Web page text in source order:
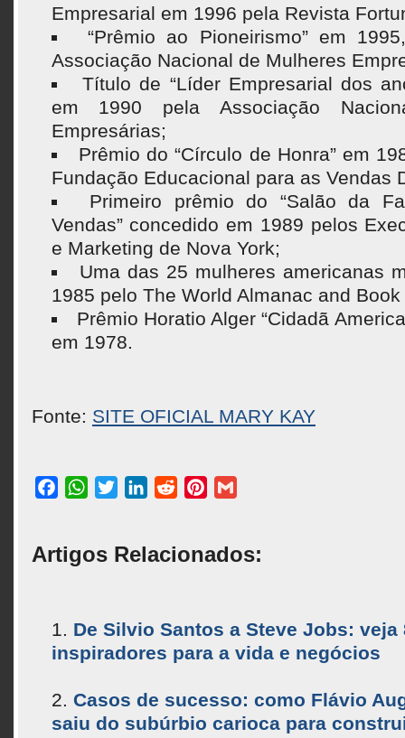
Empresarial em 1996 pela Revista
“Prêmio ao Pioneirismo” em
Associação Nacional de Mulheres
Título de “Líder Empresarial dos
em 1990 pela Associação
Empresárias;
Prêmio do “Círculo de Honra” em
Fundação Educacional para as Vendas
Primeiro prêmio do “Salão da
Vendas” concedido em 1989 pelos
e Marketing de Nova York;
Uma das 25 mulheres americanas
1985 pelo The World Almanac and
Prêmio Horatio Alger “Cidadã
em 1978.
Fonte: SITE OFICIAL MARY KAY
FacebookWhatsApp
TwitterLinkedInRedditPinterest
Artigos Relacionados:
De Silvio Santos a Steve Jobs:
inspiradores para a vida e negócios
Casos de sucesso: como Flávio
saiu do subúrbio carioca para